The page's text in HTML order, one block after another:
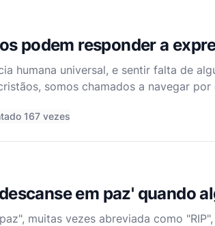
podem responder a
humana universal, e sentir falta de
somos chamados a navegar
167 vezes
em paz' quando
muitas vezes abreviada como